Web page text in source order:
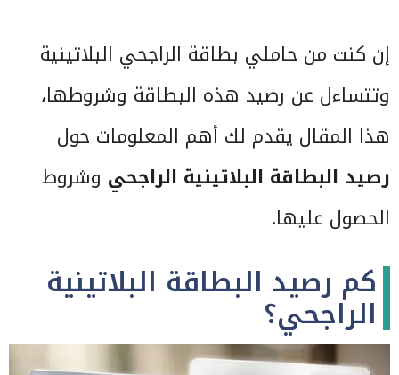
إن كنت من حاملي بطاقة الراجحي البلاتينية
وتتساءل عن رصيد هذه البطاقة وشروطها،
هذا المقال يقدم لك أهم المعلومات حول
رصيد البطاقة البلاتينية الراجحي وشروط
الحصول عليها.
كم رصيد البطاقة البلاتينية
الراجحي؟